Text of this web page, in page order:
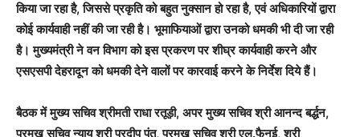
किया जा रहा है, जिससे प्रकृति को बहुत नुक्सान हो रहा है, एवं अधिकारियों द्वारा
कोई कार्यवाही नहीं की जा रही है। भूमाफियाओं द्वारा उनको धमकी भी दी जा रही
है। मुख्यमंत्री ने वन विभाग को इस प्रकरण पर शीघ्र कार्यवाही करने और
एसएसपी देहरादून को धमकी देने वालों पर कारवाई करने के निर्देश दिये हैं।
बैठक में मुख्य सचिव श्रीमती राधा रतूड़ी, अपर मुख्य सचिव श्री आनन्द बर्द्धन,
प्रमुख सचिव न्याय श्री प्रदीप पंत, प्रमुख सचिव श्री एल.फैनई, श्री